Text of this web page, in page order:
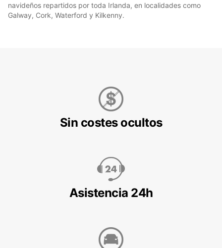
navideños repartidos por toda Irlanda, en localidades como
Galway, Cork, Waterford y Kilkenny.
Sin costes ocultos
Asistencia 24h